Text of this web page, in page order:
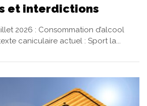
et interdictions
2026 : Consommation d’alcool
caniculaire actuel : Sport la...